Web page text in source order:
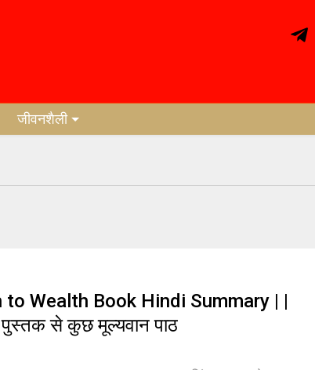
जीवनशैली
Wealth Book Hindi Summary | |
से कुछ मूल्यवान पाठ